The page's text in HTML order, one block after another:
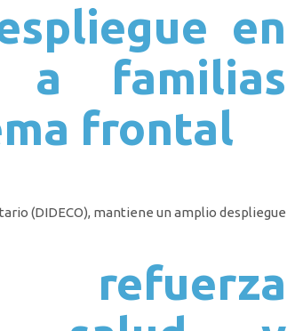
en
a familias
frontal
(DIDECO), mantiene un amplio despliegue